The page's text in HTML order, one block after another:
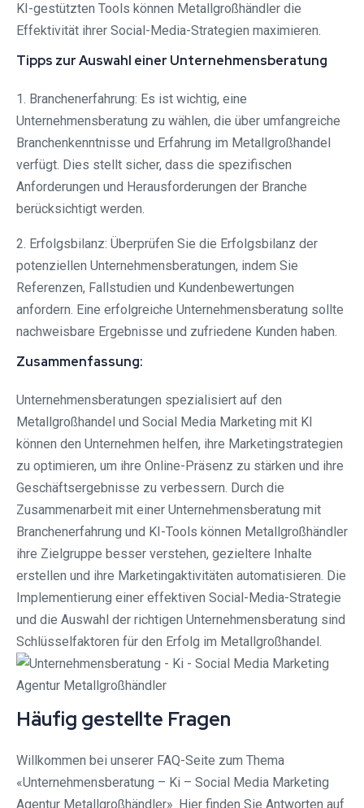
KI-gestützten Tools können Metallgroßhändler die
Effektivität ihrer Social-Media-Strategien maximieren.
Tipps zur Auswahl einer Unternehmensberatung
1. Branchenerfahrung: Es ist wichtig, eine
Unternehmensberatung zu wählen, die über umfangreiche
Branchenkenntnisse und Erfahrung im Metallgroßhandel
verfügt. Dies stellt sicher, dass die spezifischen
Anforderungen und Herausforderungen der Branche
berücksichtigt werden.
2. Erfolgsbilanz: Überprüfen Sie die Erfolgsbilanz der
potenziellen Unternehmensberatungen, indem Sie
Referenzen, Fallstudien und Kundenbewertungen
anfordern. Eine erfolgreiche Unternehmensberatung sollte
nachweisbare Ergebnisse und zufriedene Kunden haben.
Zusammenfassung:
Unternehmensberatungen spezialisiert auf den
Metallgroßhandel und Social Media Marketing mit KI
können den Unternehmen helfen, ihre Marketingstrategien
zu optimieren, um ihre Online-Präsenz zu stärken und ihre
Geschäftsergebnisse zu verbessern. Durch die
Zusammenarbeit mit einer Unternehmensberatung mit
Branchenerfahrung und KI-Tools können Metallgroßhändler
ihre Zielgruppe besser verstehen, gezieltere Inhalte
erstellen und ihre Marketingaktivitäten automatisieren. Die
Implementierung einer effektiven Social-Media-Strategie
und die Auswahl der richtigen Unternehmensberatung sind
Schlüsselfaktoren für den Erfolg im Metallgroßhandel.
Häufig gestellte Fragen
Willkommen bei unserer FAQ-Seite zum Thema
«Unternehmensberatung – Ki – Social Media Marketing
Agentur Metallgroßhändler». Hier finden Sie Antworten auf